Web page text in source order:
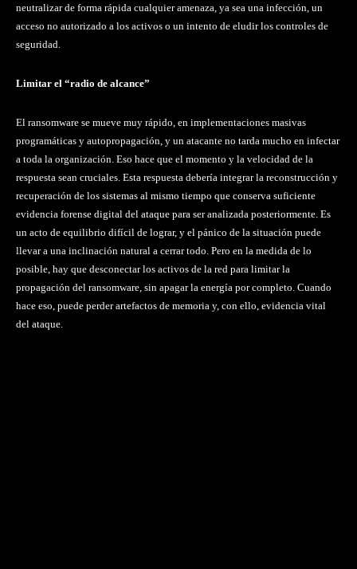
neutralizar de forma rápida cualquier amenaza, ya sea una infección, un
acceso no autorizado a los activos o un intento de eludir los controles de
seguridad.
Limitar el “radio de alcance”
El ransomware se mueve muy rápido, en implementaciones masivas
programáticas y autopropagación, y un atacante no tarda mucho en infectar
a toda la organización. Eso hace que el momento y la velocidad de la
respuesta sean cruciales. Esta respuesta debería integrar la reconstrucción y
recuperación de los sistemas al mismo tiempo que conserva suficiente
evidencia forense digital del ataque para ser analizada posteriormente. Es
un acto de equilibrio difícil de lograr, y el pánico de la situación puede
llevar a una inclinación natural a cerrar todo. Pero en la medida de lo
posible, hay que desconectar los activos de la red para limitar la
propagación del ransomware, sin apagar la energía por completo. Cuando
hace eso, puede perder artefactos de memoria y, con ello, evidencia vital
del ataque.